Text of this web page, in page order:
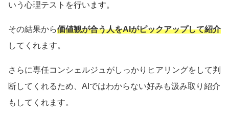
いう心理テストを行います。
その結果から価値観が合う人をAIがピックアップして紹介
してくれます。
さらに専任コンシェルジュがしっかりヒアリングをして判
断してくれるため、AIではわからない好みも汲み取り紹介
もしてくれます。